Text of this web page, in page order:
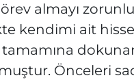
almayı
kendimi ait
Önceleri